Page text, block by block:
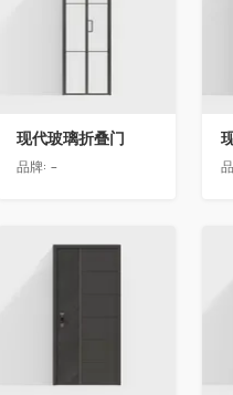
现代玻璃折叠门
品牌: -
收藏